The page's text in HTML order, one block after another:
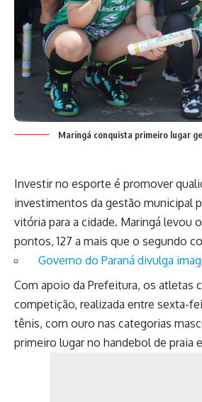
Maringá conquista primeiro lugar
Investir no esporte é promover
investimentos da gestão municipal
vitória para a cidade. Maringá levou
pontos, 127 a mais que o segundo
Governo do Paraná divulga
Com apoio da Prefeitura, os atletas
competição, realizada entre sexta-
tênis, com ouro nas categorias
primeiro lugar no handebol de praia